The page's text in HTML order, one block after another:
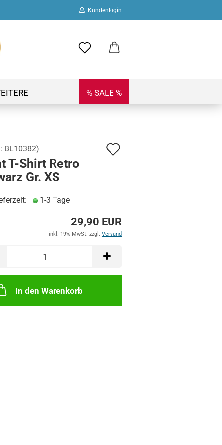
Kundenlogin
erstellen
vergessen?
% SALE %
BL10382)
T-Shirt Retro
Gr. XS
1-3 Tage
29,90 EUR
inkl. 19% MwSt. zzgl. Versand
In den Warenkorb